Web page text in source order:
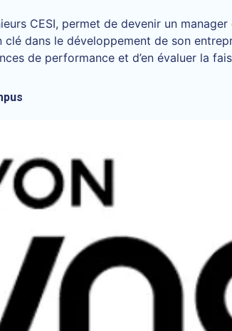
CESI, permet de devenir un
dans le développement de son
de performance et d’en évaluer la